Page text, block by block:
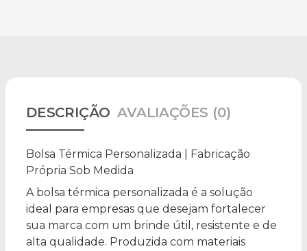
DESCRIÇÃO AVALIAÇÕES (0)
Bolsa Térmica Personalizada | Fabricação
Própria Sob Medida
A bolsa térmica personalizada é a solução
ideal para empresas que desejam fortalecer
sua marca com um brinde útil, resistente e de
alta qualidade. Produzida com materiais